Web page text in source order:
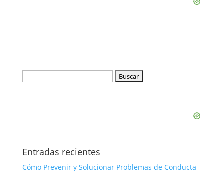
Entradas recientes
Cómo Prevenir y Solucionar Problemas de Conducta